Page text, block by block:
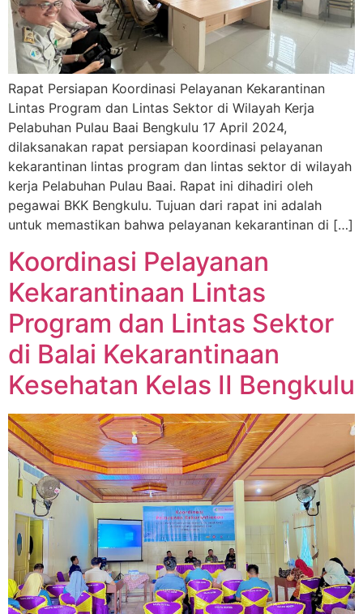
Rapat Persiapan Koordinasi Pelayanan Kekarantinan
Lintas Program dan Lintas Sektor di Wilayah Kerja
Pelabuhan Pulau Baai Bengkulu 17 April 2024,
dilaksanakan rapat persiapan koordinasi pelayanan
kekarantinan lintas program dan lintas sektor di wilayah
kerja Pelabuhan Pulau Baai. Rapat ini dihadiri oleh
pegawai BKK Bengkulu. Tujuan dari rapat ini adalah
untuk memastikan bahwa pelayanan kekarantinan di […]
Koordinasi Pelayanan
Kekarantinaan Lintas
Program dan Lintas Sektor
di Balai Kekarantinaan
Kesehatan Kelas II Bengkulu